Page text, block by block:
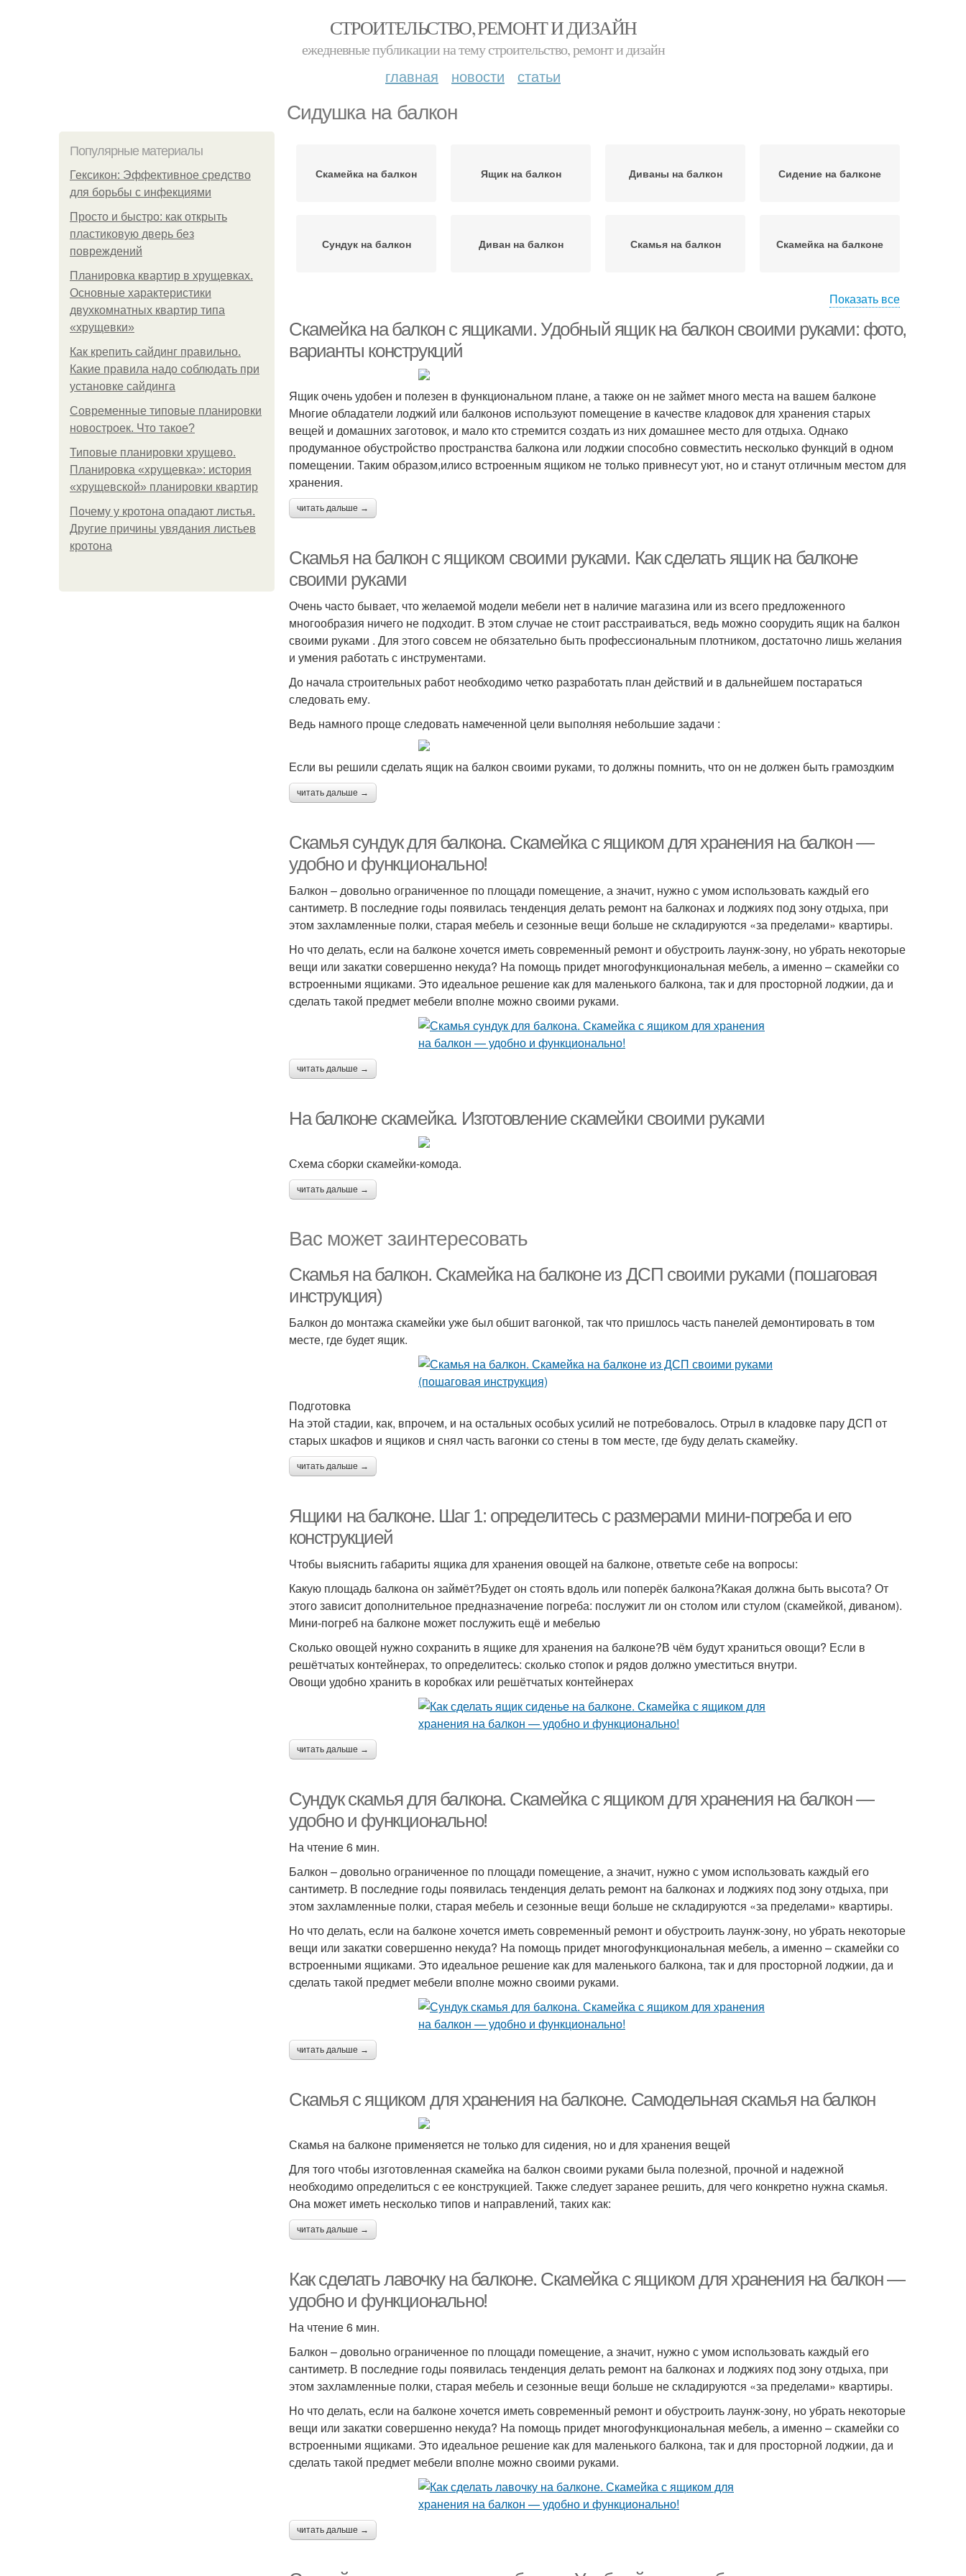
СТРОИТЕЛЬСТВО, РЕМОНТ И ДИЗАЙН
ежедневные публикации на тему строительство, ремонт и дизайн
главная новости статьи
Сидушка на балкон
Популярные материалы
Гексикон: Эффективное средство
для борьбы с инфекциями
Просто и быстро: как открыть
пластиковую дверь без
повреждений
Планировка квартир в хрущевках.
Основные характеристики
двухкомнатных квартир типа
«хрущевки»
Как крепить сайдинг правильно.
Какие правила надо соблюдать при
установке сайдинга
Современные типовые планировки
новостроек. Что такое?
Типовые планировки хрущево.
Планировка «хрущевка»: история
«хрущевской» планировки квартир
Почему у кротона опадают листья.
Другие причины увядания листьев
кротона
Скамейка на балкон Ящик на балкон Диваны на балкон Сидение на балконе
Сундук на балкон Диван на балкон Скамья на балкон Скамейка на балконе
Показать все
Скамейка на балкон с ящиками. Удобный ящик на балкон своими руками: фото,
варианты конструкций
Ящик очень удобен и полезен в функциональном плане, а также он не займет много места на вашем балконе
Многие обладатели лоджий или балконов используют помещение в качестве кладовок для хранения старых
вещей и домашних заготовок, и мало кто стремится создать из них домашнее место для отдыха. Однако
продуманное обустройство пространства балкона или лоджии способно совместить несколько функций в одном
помещении. Таким образом,илисо встроенным ящиком не только привнесут уют, но и станут отличным местом для
хранения.
читать дальше →
Скамья на балкон с ящиком своими руками. Как сделать ящик на балконе
своими руками
Очень часто бывает, что желаемой модели мебели нет в наличие магазина или из всего предложенного
многообразия ничего не подходит. В этом случае не стоит расстраиваться, ведь можно соорудить ящик на балкон
своими руками . Для этого совсем не обязательно быть профессиональным плотником, достаточно лишь желания
и умения работать с инструментами.
До начала строительных работ необходимо четко разработать план действий и в дальнейшем постараться
следовать ему.
Ведь намного проще следовать намеченной цели выполняя небольшие задачи :
Если вы решили сделать ящик на балкон своими руками, то должны помнить, что он не должен быть грамоздким
читать дальше →
Скамья сундук для балкона. Скамейка с ящиком для хранения на балкон —
удобно и функционально!
Балкон – довольно ограниченное по площади помещение, а значит, нужно с умом использовать каждый его
сантиметр. В последние годы появилась тенденция делать ремонт на балконах и лоджиях под зону отдыха, при
этом захламленные полки, старая мебель и сезонные вещи больше не складируются «за пределами» квартиры.
Но что делать, если на балконе хочется иметь современный ремонт и обустроить лаунж-зону, но убрать некоторые
вещи или закатки совершенно некуда? На помощь придет многофункциональная мебель, а именно – скамейки со
встроенными ящиками. Это идеальное решение как для маленького балкона, так и для просторной лоджии, да и
сделать такой предмет мебели вполне можно своими руками.
читать дальше →
На балконе скамейка. Изготовление скамейки своими руками
Схема сборки скамейки-комода.
читать дальше →
Вас может заинтересовать
Скамья на балкон. Скамейка на балконе из ДСП своими руками (пошаговая
инструкция)
Балкон до монтажа скамейки уже был обшит вагонкой, так что пришлось часть панелей демонтировать в том
месте, где будет ящик.
Подготовка
На этой стадии, как, впрочем, и на остальных особых усилий не потребовалось. Отрыл в кладовке пару ДСП от
старых шкафов и ящиков и снял часть вагонки со стены в том месте, где буду делать скамейку.
читать дальше →
Ящики на балконе. Шаг 1: определитесь с размерами мини-погреба и его
конструкцией
Чтобы выяснить габариты ящика для хранения овощей на балконе, ответьте себе на вопросы:
Какую площадь балкона он займёт?Будет он стоять вдоль или поперёк балкона?Какая должна быть высота? От
этого зависит дополнительное предназначение погреба: послужит ли он столом или стулом (скамейкой, диваном).
Мини-погреб на балконе может послужить ещё и мебелью
Сколько овощей нужно сохранить в ящике для хранения на балконе?В чём будут храниться овощи? Если в
решётчатых контейнерах, то определитесь: сколько стопок и рядов должно уместиться внутри.
Овощи удобно хранить в коробках или решётчатых контейнерах
читать дальше →
Сундук скамья для балкона. Скамейка с ящиком для хранения на балкон —
удобно и функционально!
На чтение 6 мин.
Балкон – довольно ограниченное по площади помещение, а значит, нужно с умом использовать каждый его
сантиметр. В последние годы появилась тенденция делать ремонт на балконах и лоджиях под зону отдыха, при
этом захламленные полки, старая мебель и сезонные вещи больше не складируются «за пределами» квартиры.
Но что делать, если на балконе хочется иметь современный ремонт и обустроить лаунж-зону, но убрать некоторые
вещи или закатки совершенно некуда? На помощь придет многофункциональная мебель, а именно – скамейки со
встроенными ящиками. Это идеальное решение как для маленького балкона, так и для просторной лоджии, да и
сделать такой предмет мебели вполне можно своими руками.
читать дальше →
Скамья с ящиком для хранения на балконе. Самодельная скамья на балкон
Скамья на балконе применяется не только для сидения, но и для хранения вещей
Для того чтобы изготовленная скамейка на балкон своими руками была полезной, прочной и надежной
необходимо определиться с ее конструкцией. Также следует заранее решить, для чего конкретно нужна скамья.
Она может иметь несколько типов и направлений, таких как:
читать дальше →
Как сделать лавочку на балконе. Скамейка с ящиком для хранения на балкон —
удобно и функционально!
На чтение 6 мин.
Балкон – довольно ограниченное по площади помещение, а значит, нужно с умом использовать каждый его
сантиметр. В последние годы появилась тенденция делать ремонт на балконах и лоджиях под зону отдыха, при
этом захламленные полки, старая мебель и сезонные вещи больше не складируются «за пределами» квартиры.
Но что делать, если на балконе хочется иметь современный ремонт и обустроить лаунж-зону, но убрать некоторые
вещи или закатки совершенно некуда? На помощь придет многофункциональная мебель, а именно – скамейки со
встроенными ящиками. Это идеальное решение как для маленького балкона, так и для просторной лоджии, да и
сделать такой предмет мебели вполне можно своими руками.
читать дальше →